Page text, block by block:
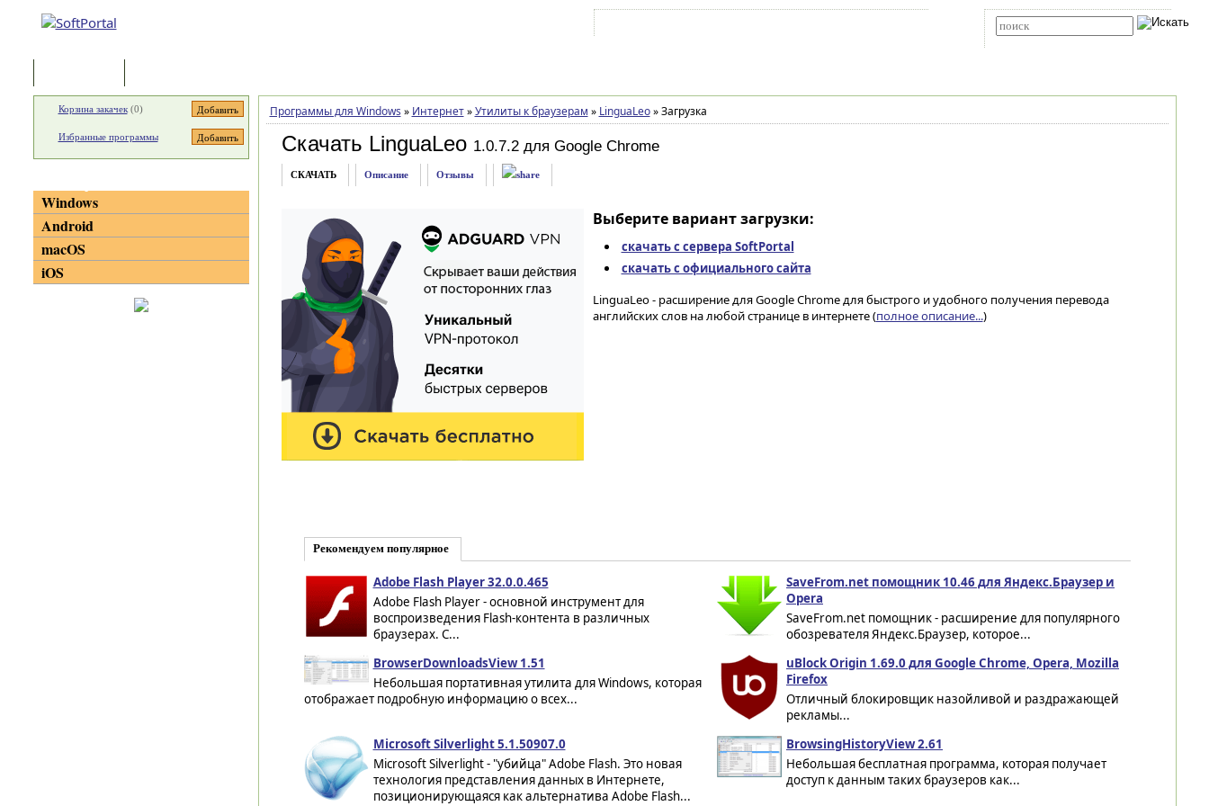
Программы для Windows » Интернет » Утилиты к браузерам » LinguaLeo »Загрузка
Скачать LinguaLeo 1.0.7.2 для Google Chrome
СКАЧАТЬ Описание Отзывы
Выберите вариант загрузки:
скачать с сервера SoftPortal
скачать с официального сайта
LinguaLeo - расширение для Google Chrome для быстрого и удобного получения перевода
английских слов на любой странице в интернете (полное описание...)
Рекомендуем популярное
Adobe Flash Player 32.0.0.465
Adobe Flash Player - основной инструмент для
воспроизведения Flash-контента в различных
браузерах. С...
SaveFrom.net помощник 10.46 для Яндекс.Браузер и
Opera
SaveFrom.net помощник - расширение для популярного
обозревателя Яндекс.Браузер, которое...
BrowserDownloadsView 1.51
Небольшая портативная утилита для Windows, которая
отображает подробную информацию о всех...
uBlock Origin 1.69.0 для Google Chrome, Opera, Mozilla
Firefox
Отличный блокировщик назойливой и раздражающей
рекламы...
Microsoft Silverlight 5.1.50907.0
Microsoft Silverlight - "убийца" Adobe Flash. Это новая
технология представления данных в Интернете,
позиционирующаяся как альтернатива Adobe Flash...
BrowsingHistoryView 2.61
Небольшая бесплатная программа, которая получает
доступ к данным таких браузеров как...
Корзина закачек(0)
Избранные программы
Windows
Android
macOS
iOS